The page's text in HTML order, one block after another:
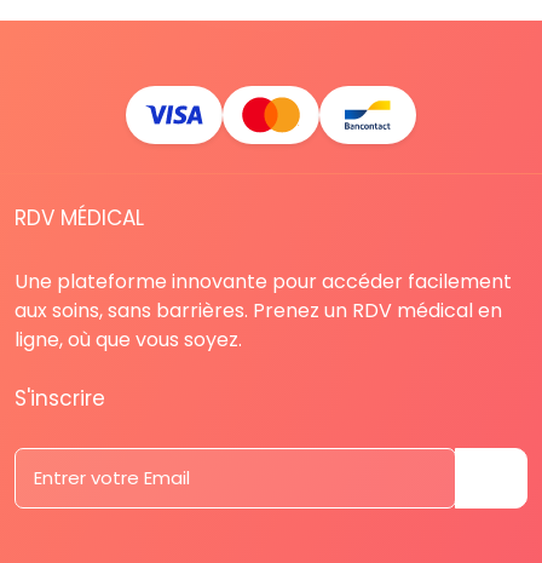
RDV MÉDICAL
Une plateforme innovante pour accéder facilement
aux soins, sans barrières. Prenez un RDV médical en
ligne, où que vous soyez.
S'inscrire